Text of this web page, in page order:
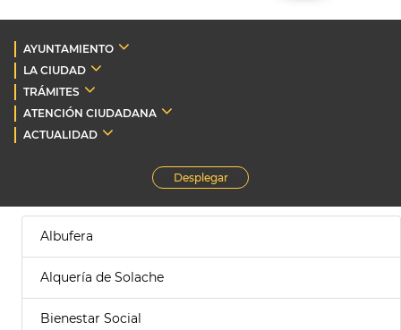
AYUNTAMIENTO
LA CIUDAD
TRÁMITES
ATENCIÓN CIUDADANA
ACTUALIDAD
Desplegar
Albufera
Alquería de Solache
Bienestar Social